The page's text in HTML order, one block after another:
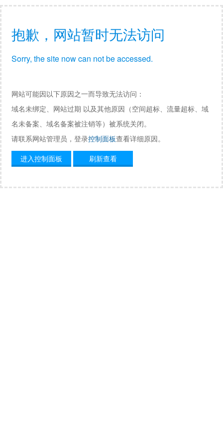
抱歉，网站暂时无法访问
Sorry, the site now can not be accessed.
网站可能因以下原因之一而导致无法访问：
域名未绑定、网站过期 以及其他原因（空间超标、流量超标、域
名未备案、域名备案被注销等）被系统关闭。
请联系网站管理员，登录控制面板查看详细原因。
进入控制面板
刷新查看